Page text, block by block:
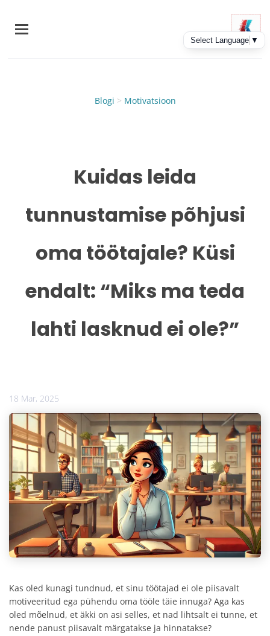
main
Blogi > Motivatsioon
Kuidas leida
tunnustamise põhjusi
oma töötajale? Küsi
endalt: “Miks ma teda
lahti lasknud ei ole?”
18 Mar, 2025
Kas oled kunagi tundnud, et sinu töötajad ei ole piisavalt
motiveeritud ega pühendu oma tööle täie innuga? Aga kas
oled mõelnud, et äkki on asi selles, et nad lihtsalt ei tunne, et
nende panust piisavalt märgatakse ja hinnatakse?